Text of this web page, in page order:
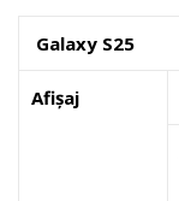
Galaxy S25
Afișaj